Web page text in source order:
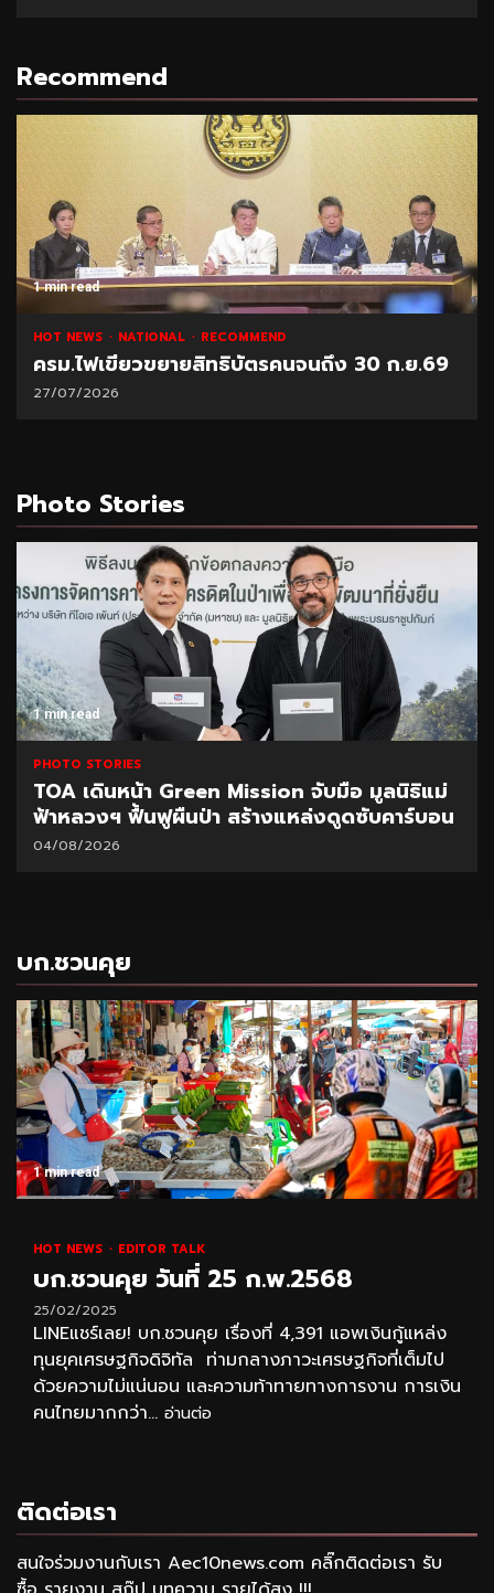
Recommend
1 min read
HOT NEWS NATIONAL RECOMMEND
ครม.ไฟเขียวขยายสิทธิบัตรคนจนถึง 30 ก.ย.69
27/07/2026
Photo Stories
1 min read
PHOTO STORIES
TOA เดินหน้า Green Mission จับมือ มูลนิธิแม่
ฟ้าหลวงฯ ฟื้นฟูผืนป่า สร้างแหล่งดูดซับคาร์บอน
04/08/2026
บก.ชวนคุย
1 min read
HOT NEWS EDITOR TALK
บก.ชวนคุย วันที่ 25 ก.พ.2568
25/02/2025
LINEแชร์เลย! บก.ชวนคุย เรื่องที่ 4,391 แอพเงินกู้แหล่ง
ทุนยุคเศรษฐกิจดิจิทัล ท่ามกลางภาวะเศรษฐกิจที่เต็มไป
ด้วยความไม่แน่นอน และความท้าทายทางการงาน การเงิน
คนไทยมากกว่า... อ่านต่อ
ติดต่อเรา
สนใจร่วมงานกับเรา Aec10news.com คลิ๊กติดต่อเรา รับ